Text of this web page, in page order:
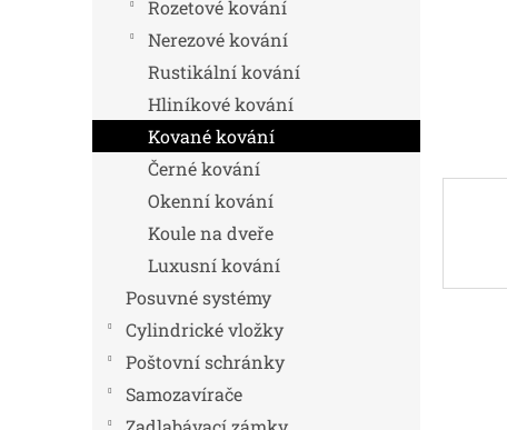
Rozetové kování
Nerezové kování
Rustikální kování
Hliníkové kování
Kované kování
Černé kování
Okenní kování
Koule na dveře
Luxusní kování
Posuvné systémy
Cylindrické vložky
Poštovní schránky
Samozavírače